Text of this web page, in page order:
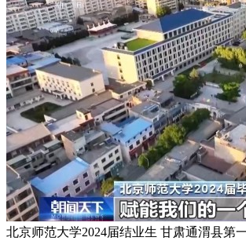
北京师范大学2024届结业生 甘肃通渭县第